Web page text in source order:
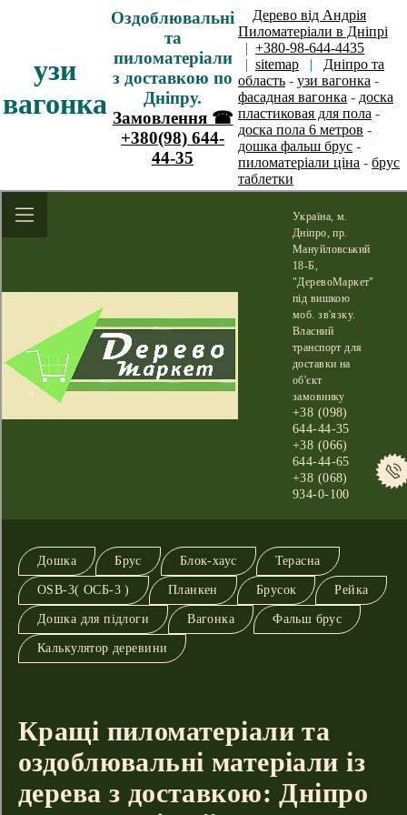
узи
вагонка
Оздоблювальні
та
пиломатеріали
з доставкою по
Дніпру.
Замовлення ☎
+380(98) 644-
44-35
Дерево від Андрія
Пиломатеріали в Дніпрі
| +380-98-644-4435
| sitemap | Дніпро та
область - узи вагонка -
фасадная вагонка - доска
пластиковая для пола -
доска пола 6 метров -
дошка фальш брус -
пиломатеріали ціна - брус
таблетки